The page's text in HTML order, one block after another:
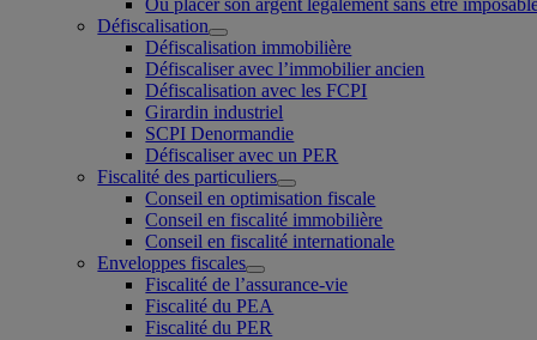
Où placer son argent légalement sans être
Défiscalisation
Défiscalisation immobilière
Défiscaliser avec l’immobilier ancien
Défiscalisation avec les FCPI
Girardin industriel
SCPI Denormandie
Défiscaliser avec un PER
Fiscalité des particuliers
Conseil en optimisation fiscale
Conseil en fiscalité immobilière
Conseil en fiscalité internationale
Enveloppes fiscales
Fiscalité de l’assurance-vie
Fiscalité du PEA
Fiscalité du PER